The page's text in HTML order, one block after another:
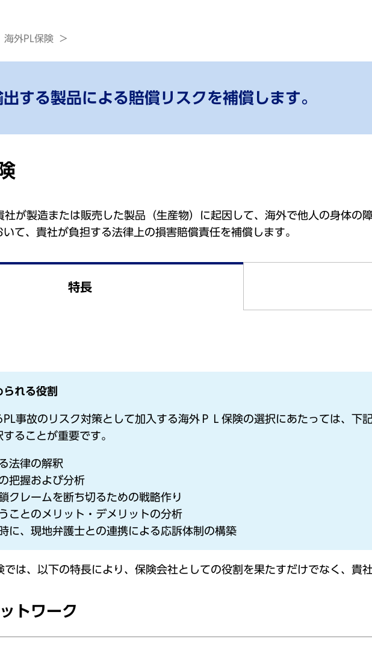
海外PL保険
する製品による賠償リスクを補償します。
社が製造または販売した製品（生産物）に起因して、海外で他人の身体の
て、貴社が負担する法律上の損害賠償責任を補償します。
特長
れる役割
事故のリスク対策として加入する海外ＰＬ保険の選択にあたっては、下
ることが重要です。
法律の解釈
把握および分析
クレームを断ち切るための戦略作り
ことのメリット・デメリットの分析
に、現地弁護士との連携による応訴体制の構築
では、以下の特長により、保険会社としての役割を果たすだけでなく、貴
トワーク